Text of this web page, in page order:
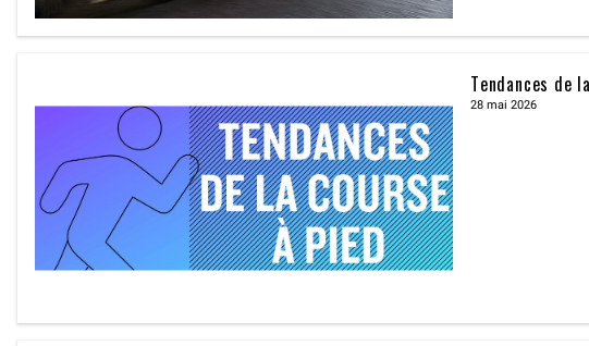
Tendances de
28 mai 2026